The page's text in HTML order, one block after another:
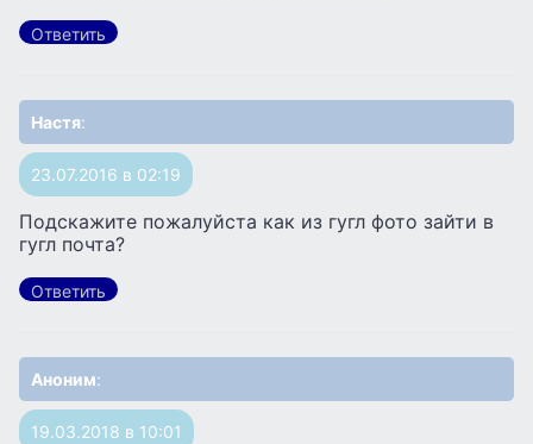
Ответить
Настя:
23.07.2016 в 02:19
Подскажите пожалуйста как из гугл фото зайти в
гугл почта?
Ответить
Аноним:
19.03.2018 в 10:01